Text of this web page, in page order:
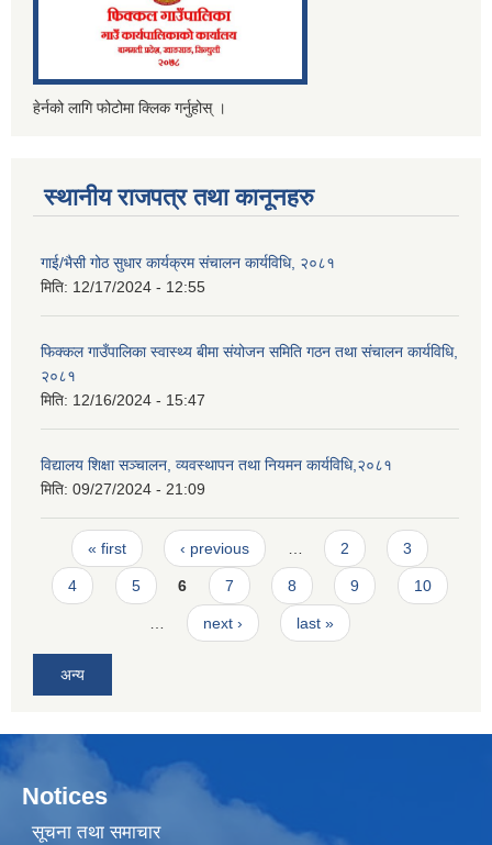
हेर्नको लागि फोटोमा क्लिक गर्नुहोस् ।
स्थानीय राजपत्र तथा कानूनहरु
गाई/भैसी गोठ सुधार कार्यक्रम संचालन कार्यविधि, २०८१
मिति: 12/17/2024 - 12:55
फिक्कल गाउँपालिका स्वास्थ्य बीमा संयोजन समिति गठन तथा संचालन कार्यविधि,
२०८१
मिति: 12/16/2024 - 15:47
विद्यालय शिक्षा सञ्चालन, व्यवस्थापन तथा नियमन कार्यविधि,२०८१
मिति: 09/27/2024 - 21:09
Pages
« first ‹ previous … 2 3
4 5 6 7 8 9 10
… next › last »
अन्य
Notices
सूचना तथा समाचार